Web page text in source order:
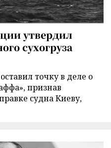
утвердил
сухогруза
точку в деле о
признав
судна Киеву,